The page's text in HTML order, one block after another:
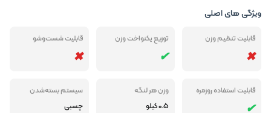
ویژگی های اصلی
قابلیت تنظیم وزن توزیع یکنواخت وزن قابلیت شست‌وشو
قابلیت استفاده روزمره
وزن هر لنگه
0.5 کیلو
سیستم بسته‌شدن
چسبی